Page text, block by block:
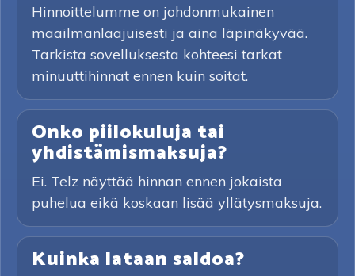
Hinnoittelumme on johdonmukainen
maailmanlaajuisesti ja aina läpinäkyvää.
Tarkista sovelluksesta kohteesi tarkat
minuuttihinnat ennen kuin soitat.
Onko piilokuluja tai
yhdistämismaksuja?
Ei. Telz näyttää hinnan ennen jokaista
puhelua eikä koskaan lisää yllätysmaksuja.
Kuinka lataan saldoa?